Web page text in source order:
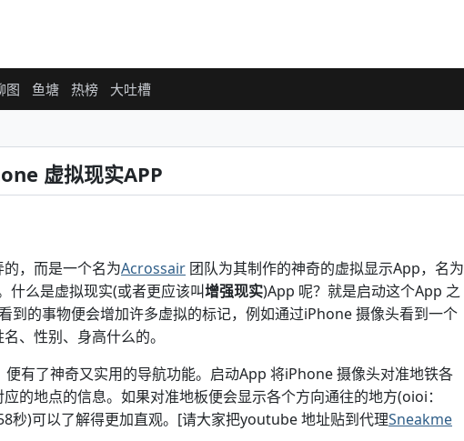
图 鱼塘 热榜 大吐槽
虚拟现实APP
，而是一个名为Acrossair 团队为其制作的神奇的虚拟显示App，名为
么是虚拟现实(或者更应该叫增强现实)App 呢？就是启动这个App 之
到的事物便会增加许多虚拟的标记，例如通过iPhone 摄像头看到一个
、性别、身高什么的。
有了神奇又实用的导航功能。启动App 将iPhone 摄像头对准地铁各
的地点的信息。如果对准地板便会显示各个方向通往的地方(oioi：
秒)可以了解得更加直观。[请大家把youtube 地址贴到代理Sneakme